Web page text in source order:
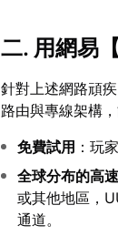
二. 用網易【
針對上述網路頑
路由與專線架構
免費試用 ：玩
全球分布的高
或其他地區，
通道。